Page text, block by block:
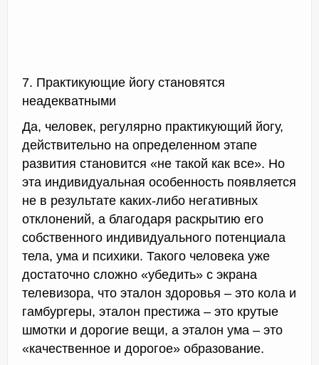
7. Практикующие йогу становятся
неадекватными
Да, человек, регулярно практикующий йогу,
действительно на определенном этапе
развития становится «не такой как все». Но
эта индивидуальная особенность появляется
не в результате каких-либо негативных
отклонений, а благодаря раскрытию его
собственного индивидуального потенциала
тела, ума и психики. Такого человека уже
достаточно сложно «убедить» с экрана
телевизора, что эталон здоровья – это кола и
гамбургеры, эталон престижа – это крутые
шмотки и дорогие вещи, а эталон ума – это
«качественное и дорогое» образование.